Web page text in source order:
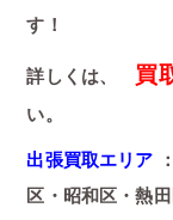
す！
詳しくは、 買
い。
出張買取エリア
区・昭和区・熱